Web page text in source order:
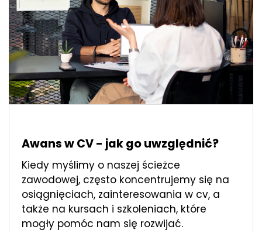
Awans w CV - jak go uwzględnić?
Kiedy myślimy o naszej ścieżce
zawodowej, często koncentrujemy się na
osiągnięciach, zainteresowania w cv, a
także na kursach i szkoleniach, które
mogły pomóc nam się rozwijać.